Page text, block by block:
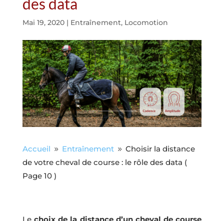
Mai 19, 2020| Entraînement, Locomotion
Accueil 9 Entraînement 9 Choisir la distance
de votre cheval de course : le rôle des data (
Page 10 )